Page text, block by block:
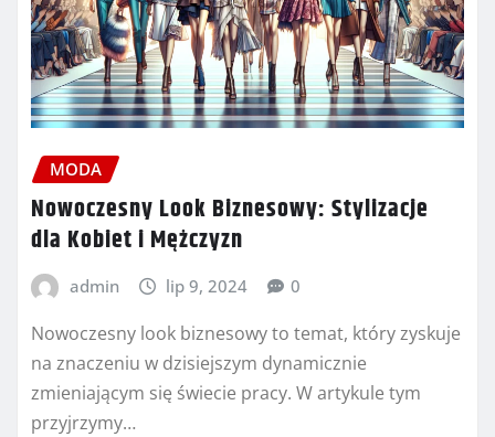
MODA
Nowoczesny Look Biznesowy: Stylizacje
dla Kobiet i Mężczyzn
admin lip 9, 2024 0
Nowoczesny look biznesowy to temat, który zyskuje
na znaczeniu w dzisiejszym dynamicznie
zmieniającym się świecie pracy. W artykule tym
przyjrzymy…